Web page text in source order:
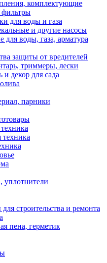
комплектующие
фильтры
для воды и газа
и другие насосы
воды, газа, арматура
защиты от вредителей
триммеры, лески
декор для сада
парники
техника
уплотнители
строительства и ремонта
пена, герметик